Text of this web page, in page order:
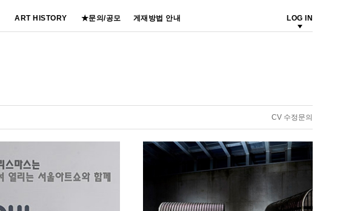
ART HISTORY ★문의/공모 게재방법 안내 LOG IN
CV 수정문의